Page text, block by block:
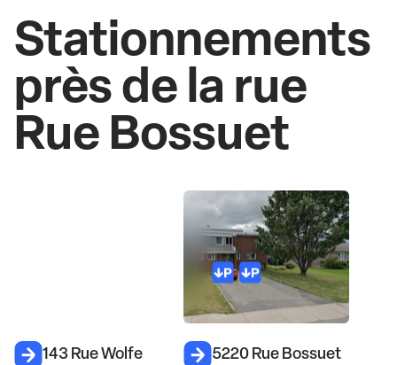
Stationnements
près de la rue
Rue Bossuet
143 Rue Wolfe 5220 Rue Bossuet